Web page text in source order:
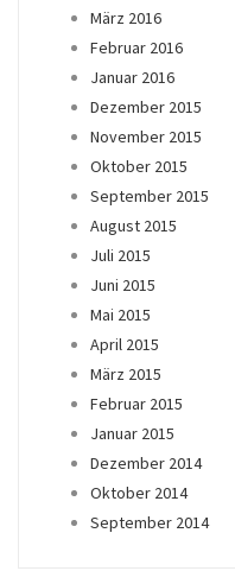
März 2016
Februar 2016
Januar 2016
Dezember 2015
November 2015
Oktober 2015
September 2015
August 2015
Juli 2015
Juni 2015
Mai 2015
April 2015
März 2015
Februar 2015
Januar 2015
Dezember 2014
Oktober 2014
September 2014